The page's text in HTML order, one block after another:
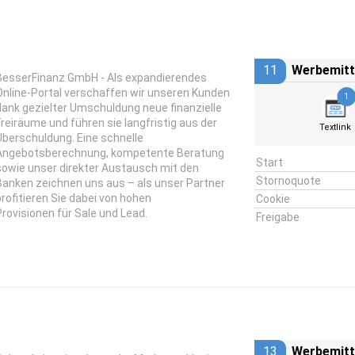
GmbH - Als expandierendes
Portal verschaffen wir unseren Kunden
gezielter Umschuldung neue finanzielle
und führen sie langfristig aus der
Eine schnelle
kompetente Beratung
unser direkter Austausch mit den
zeichnen uns aus – als unser Partner
Sie dabei von hohen
für Sale und Lead.
11
1
Textlink
Start
Stornoquote
Cookie
Freigabe
13